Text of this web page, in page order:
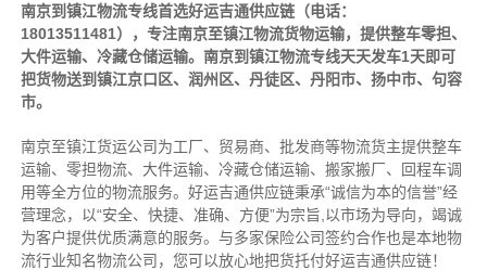
南京到镇江物流专线首选好运吉通供应链（电话：
18013511481），专注南京至镇江物流货物运输，提供整车零担、
大件运输、冷藏仓储运输。南京到镇江物流专线天天发车1天即可
把货物送到镇江京口区、润州区、丹徒区、丹阳市、扬中市、句容
市。
南京至镇江货运公司为工厂、贸易商、批发商等物流货主提供整车
运输、零担物流、大件运输、冷藏仓储运输、搬家搬厂、回程车调
用等全方位的物流服务。好运吉通供应链秉承“诚信为本的信誉”经
营理念，以“安全、快捷、准确、方便”为宗旨,以市场为导向，竭诚
为客户提供优质满意的服务。 与多家保险公司签约合作也是本地物
流行业知名物流公司，您可以放心地把货托付好运吉通供应链！